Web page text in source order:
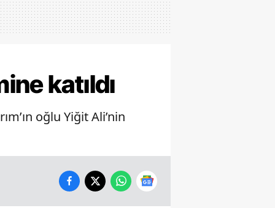
katıldı
oğlu Yiğit Ali’nin